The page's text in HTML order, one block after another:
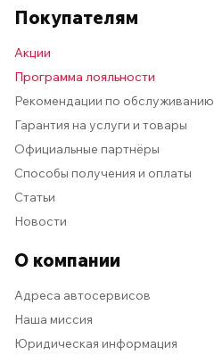
Покупателям
Акции
Программа лояльности
Рекомендации по обслуживанию
Гарантия на услуги и товары
Официальные партнёры
Способы получения и оплаты
Статьи
Новости
О компании
Адреса автосервисов
Наша миссия
Юридическая информация